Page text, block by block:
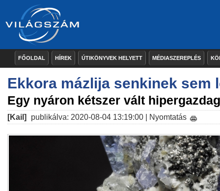
FŐOLDAL HÍREK ÚTIKÖNYVEK HELYETT MÉDIASZEREPLÉS
Ekkora mázlija senkinek sem
Egy nyáron kétszer vált
[Kail] publikálva: 2020-08-04 13:19:00 | Nyomtatás